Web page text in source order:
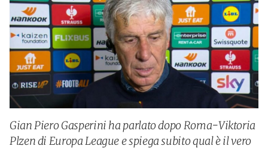
Gian Piero Gasperini ha parlato dopo Roma-Viktoria
Plzen di Europa League e spiega subito qual è il vero